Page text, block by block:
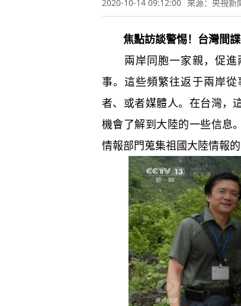
2020-10-14 09:12:00 來源：央視新
焦點訪談警惕！台灣間
兩岸同胞一家親，促進
事。這些頻繁往返于兩岸
者、或者媒體人。在台灣，
機會了解到大陸的一些信息
情報部門蒐集祖國大陸情報的